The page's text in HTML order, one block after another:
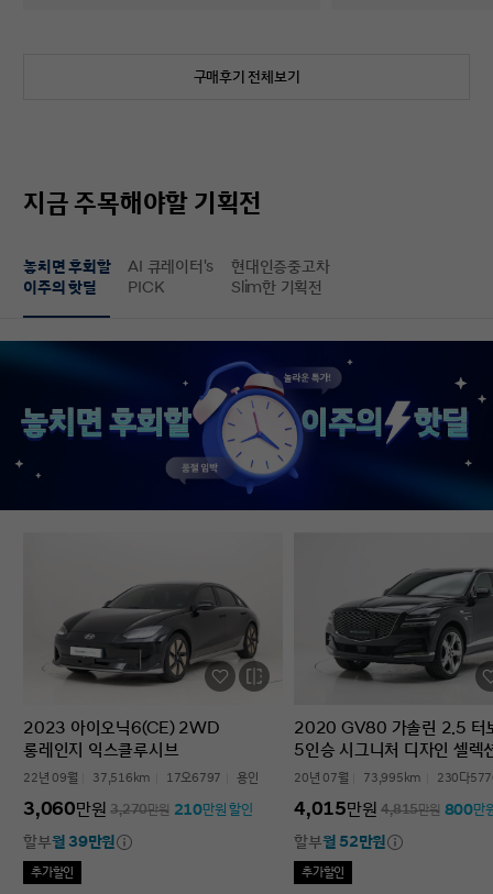
보면 예상과 달라서 후회했다는 이야기도
제공돼서 불안감이 많이 줄었다는
상태가 더 좋아서 만족도가 높았습니다.
중고차지만 관리가 잘 된 차량이라는
느낌이 확실히 들었습니다. 무엇보다
좋았던 건 ‘중고차인데도 걱정이 거의
없었다’는 점입니다. 차를 잘 모르는 사람
입장에서는 어디를 봐야 할지부터
막막한데, 그런 부담이 많이 줄었습니다.
온라인으로 비교하고 구매까지 진행할 수
있어서 시간적으로도 편했고, 직장인
입장에서는 이 부분이 특히
있을 것 같습니다. 중고차 구매가
처음이거나 차량 상태 확인이 어려운
분들에게는 현대인증중고차를 충분히
고려해볼 만하다고 생각합니다.
도착해 기분 좋게 차를
완벽한 경험이었습니
고민하는 사람 있으면
현대인증중고차 추천
차량 보내주셔서 감사
구매후기 전체보기
지금 주목해야할 기획전
놓치면 후회할
이주의 핫딜
AI 큐레이터's
PICK
현대인증중고차
Slim한 기획전
2023 아이오닉6(CE) 2WD
롱레인지 익스클루시브
22년 09월 37,516km 17오6797 용인
3,060만원 3,270만원 210만원 할인
할부월 39만원
추가할인
2020 GV80 가솔린 2.5 터
5인승 시그니처 디자인 셀
20년 07월 73,995km 230다
4,015만원 4,815만원 800만
할부월 52만원
추가할인